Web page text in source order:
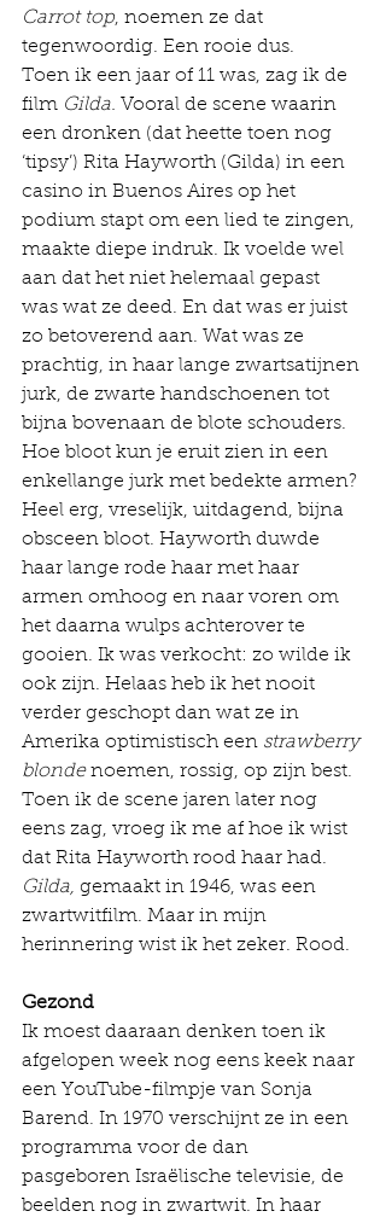
Carrot top, noemen ze dat
tegenwoordig. Een rooie dus.
Toen ik een jaar of 11 was, zag ik de
film Gilda. Vooral de scene waarin
een dronken (dat heette toen nog
‘tipsy’) Rita Hayworth (Gilda) in een
casino in Buenos Aires op het
podium stapt om een lied te zingen,
maakte diepe indruk. Ik voelde wel
aan dat het niet helemaal gepast
was wat ze deed. En dat was er juist
zo betoverend aan. Wat was ze
prachtig, in haar lange zwartsatijnen
jurk, de zwarte handschoenen tot
bijna bovenaan de blote schouders.
Hoe bloot kun je eruit zien in een
enkellange jurk met bedekte armen?
Heel erg, vreselijk, uitdagend, bijna
obsceen bloot. Hayworth duwde
haar lange rode haar met haar
armen omhoog en naar voren om
het daarna wulps achterover te
gooien. Ik was verkocht: zo wilde ik
ook zijn. Helaas heb ik het nooit
verder geschopt dan wat ze in
Amerika optimistisch een strawberry
blonde noemen, rossig, op zijn best.
Toen ik de scene jaren later nog
eens zag, vroeg ik me af hoe ik wist
dat Rita Hayworth rood haar had.
Gilda, gemaakt in 1946, was een
zwartwitfilm. Maar in mijn
herinnering wist ik het zeker. Rood.
Gezond
Ik moest daaraan denken toen ik
afgelopen week nog eens keek naar
een YouTube-filmpje van Sonja
Barend. In 1970 verschijnt ze in een
programma voor de dan
pasgeboren Israëlische televisie, de
beelden nog in zwartwit. In haar